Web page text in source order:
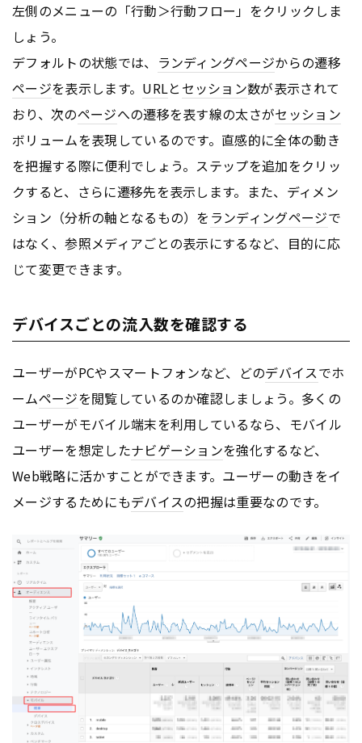
左側のメニューの「行動＞行動フロー」をクリックしま
しょう。
デフォルトの状態では、 ランディングページからの遷移
ページを表示します。 URLと セッション数が表示されて
おり、次のページへの遷移を表す線の太さがセッション
ボリュームを表現しているのです。直感的に全体の動き
を把握する際に便利でしょう。ステップを追加をクリッ
クすると、さらに遷移先を表示します。また、ディメン
ション（分析の軸となるもの）を ランディングページで
はなく、参照メディアごとの表示にするなど、目的に応
じて変更できます。
デバイスごとの流入数を確認する
ユーザーがPCやスマートフォンなど、どのデバイスでホ
ームページを閲覧しているのか確認しましょう。多くの
ユーザーがモバイル端末を利用しているなら、モバイル
ユーザーを想定したナビゲーションを強化するなど、
Web戦略に活かすことができます。ユーザーの動きをイ
メージするためにもデバイスの把握は重要なのです。